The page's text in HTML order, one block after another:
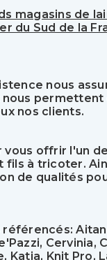
magasins de
du Sud de la
nous
permettent
nos clients.
vous offrir l'un
fils à tricoter.
de qualités
référencés:
Cervinia,
Katia, Knit Pro,